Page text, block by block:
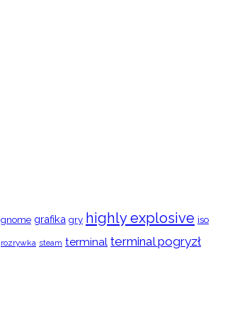
gnome grafika gry highly explosive iso
rozrywka steam terminal terminal pogryzł